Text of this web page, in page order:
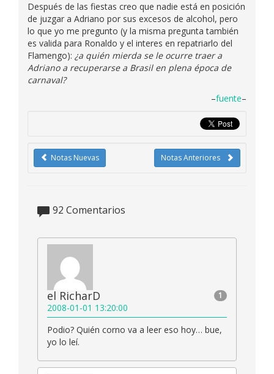
Después de las fiestas creo que nadie está en posición
de juzgar a Adriano por sus excesos de alcohol, pero
lo que yo me pregunto (y la misma pregunta también
es valida para Ronaldo y el interes en repatriarlo del
Flamengo): ¿a quién mierda se le ocurre traer a
Adriano a recuperarse a Brasil en plena época de
carnaval?
–fuente–
Notas Anteriores
Notas Nuevas
92 Comentarios
1
el RicharD
2008-01-01 13:20:00
Podio? Quién corno va a leer eso hoy… bue,
yo lo leí.